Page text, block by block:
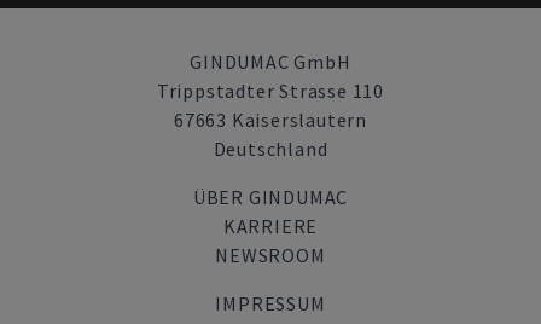
GINDUMAC GmbH
Trippstadter Strasse 110
67663 Kaiserslautern
Deutschland
ÜBER GINDUMAC
KARRIERE
NEWSROOM
IMPRESSUM